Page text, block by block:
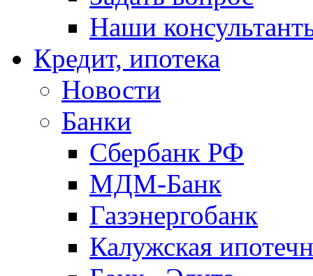
Наши
Кредит, ипотека
Новости
Банки
Сбербанк РФ
МДМ-Банк
Газэнергобанк
Калужская